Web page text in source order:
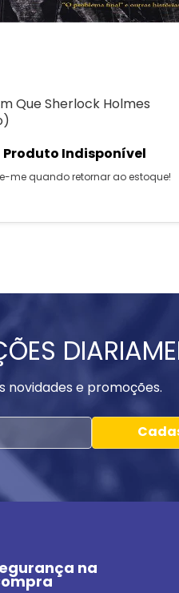
Que Sherlock Holmes
Produto Indisponível
me quando retornar ao estoque!
e promoções.
na